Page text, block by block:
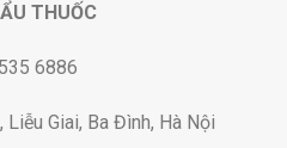
THUỐC
6886
Giai, Ba Đình, Hà Nội